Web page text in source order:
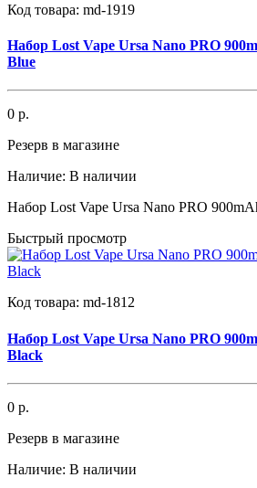
Код товара: md-1919
Набор Lost Vape Ursa Nano PRO
Blue
0 р.
Резерв в магазине
Наличие: В наличии
Набор Lost Vape Ursa Nano PRO
Быстрый просмотр
Код товара: md-1812
Набор Lost Vape Ursa Nano PRO
Black
0 р.
Резерв в магазине
Наличие: В наличии